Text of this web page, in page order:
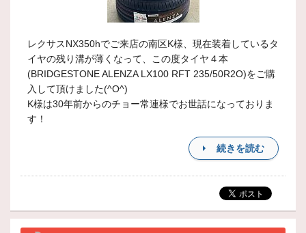
レクサスNX350hでご来店の南区K様、現在装着しているタ
イヤの残り溝が薄くなって、この度タイヤ４本
(BRIDGESTONE ALENZA LX100 RFT 235/50R2O)をご購
入して頂けました(^O^)
K様は30年前からのチョー常連様でお世話になっておりま
す！
続きを読む